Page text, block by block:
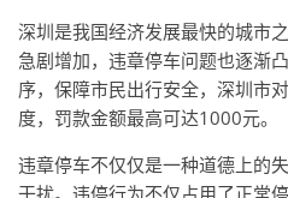
深圳是我国经济发展最快的城市
急剧增加，违章停车问题也逐渐
序，保障市民出行安全，深圳市
度，罚款金额最高可达1000元。
违章停车不仅仅是一种道德上的
干扰。违停行为不仅占用了正常